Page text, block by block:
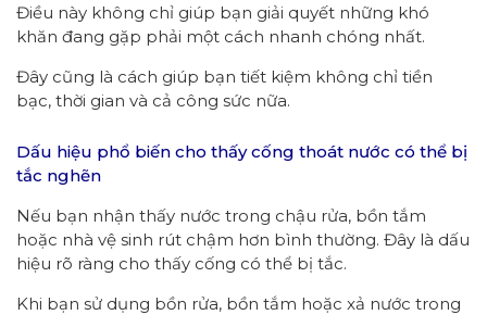
Điều này không chỉ giúp bạn giải quyết những khó
khăn đang gặp phải một cách nhanh chóng nhất.
Đây cũng là cách giúp bạn tiết kiệm không chỉ tiền
bạc, thời gian và cả công sức nữa.
Dấu hiệu phổ biến cho thấy cống thoát nước có thể bị
tắc nghẽn
Nếu bạn nhận thấy nước trong chậu rửa, bồn tắm
hoặc nhà vệ sinh rút chậm hơn bình thường. Đây là dấu
hiệu rõ ràng cho thấy cống có thể bị tắc.
Khi bạn sử dụng bồn rửa, bồn tắm hoặc xả nước trong